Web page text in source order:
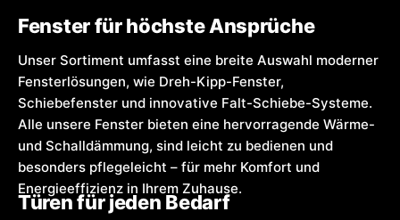
Fenster für höchste Ansprüche
Unser Sortiment umfasst eine breite Auswahl moderner
Fensterlösungen, wie Dreh-Kipp-Fenster,
Schiebefenster und innovative Falt-Schiebe-Systeme.
Alle unsere Fenster bieten eine hervorragende Wärme-
und Schalldämmung, sind leicht zu bedienen und
besonders pflegeleicht – für mehr Komfort und
Energieeffizienz in Ihrem Zuhause.
Türen für jeden Bedarf